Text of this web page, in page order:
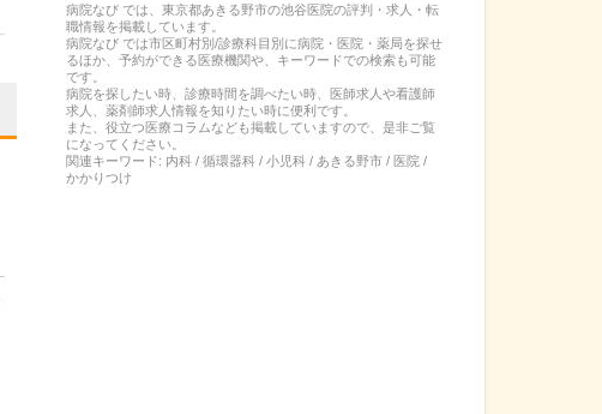
病院なび では、 東京都あきる野市の池谷医院の評判・求人・転
職情報を掲載しています。
病院なび では市区町村別/診療科目別に病院・医院・薬局を探せ
るほか、予約ができる医療機関や、キーワードでの検索も可能
です。
病院を探したい時、診療時間を調べたい時、医師求人や看護師
求人、薬剤師求人情報を知りたい時に便利です。
また、役立つ医療コラムなども掲載していますので、是非ご覧
になってください。
関連キーワード: 内科 / 循環器科 / 小児科 / あきる野市 / 医院 /
かかりつけ